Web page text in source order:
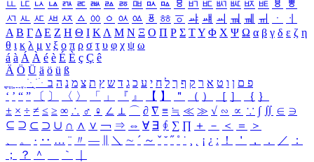
ㅥ ㅦ ㅧ ㅨ ㅩ ㅪ ㅫ ㅬ ㅭ ㅮ ㅯ ㅰ ㅱ ㅲ ㅳ ㅴ ㅵ ㅶ ㅷ ㅸ
ㅹ
ㅺ ㅻ ㅼ ㅽ ㅾ ㅿ ㆀ ㆁ ㆂ ㆃ ㆄ ㆅ ㆆ ㆇ ㆈ ㆉ ㆊ ㆋ ㆌ ㆍ
ㆎ
Α Β ΓΔ Ε Ζ Η Θ Ι ΚΛ Μ Ν Ξ Ο Π Ρ Σ ΤΥ Φ Χ Ψ Ω α β γ δ ε ζ η
θ ι κ λ μ ν ξ ο π ρ σ τ υ φ χ ψ ω
á à Á À é è É È ç Ç ê
Ä Ö Ü ä ö ü ß
ִֶֹ ֻּ ׁׂ פ ם ן ו ט א ר ק ף ך ל ח י ע כ ג ד ש ץ ת צ מ נ ה ב
‘ ’ “ ” 〔 〕 〈 〉 「 」 『 』 【 】 ＂ （ ） ［ ］ ｛ ｝
± × ÷ ≠ ≤ ≥ ∞ ∴ ♂ ♀ ∠ ⊥ ⌒ ∂ ∇ ≡ ≒ ≪ ≫ √ ∽ ∝ ∵ ∫ ∬ ∈ ∋
⊆ ⊇ ⊂ ⊃ ∪ ∩ ∧ ∨ ￢ ⇒ ⇔ ∀ ∃ ∮ ∑ ∏ ＋ － ＜ ＝
＞
、
。 · ‥ … ¨ 〃 ― ＼ ∼ ´ ～ ˇ ˘ ˝ ˚ ˙ ¸ ¡ ¿ ː ！ ＇ ， ． ／
：
；
？ ＾ ｀